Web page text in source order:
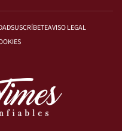
SUSCRÍBETEAVISO LEGAL